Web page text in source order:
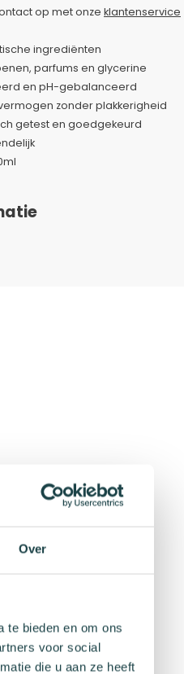
Over
te bieden en om ons
voor social
die u aan ze heeft
op met onze klantenservice
ingrediënten
parfums en glycerine
en pH-gebalanceerd
zonder plakkerigheid
getest en goedgekeurd